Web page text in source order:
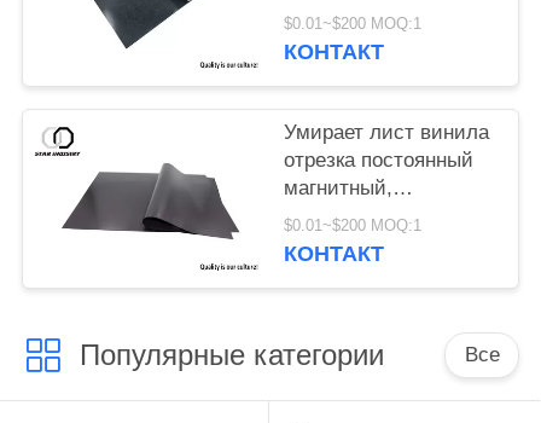
изготовленная на
заказ гибкая
$0.01~$200 MOQ:1
КОНТАКТ
Умирает лист винила
отрезка постоянный
магнитный,
теплостойкий
магнитный резиновый
$0.01~$200 MOQ:1
КОНТАКТ
Популярные категории Все